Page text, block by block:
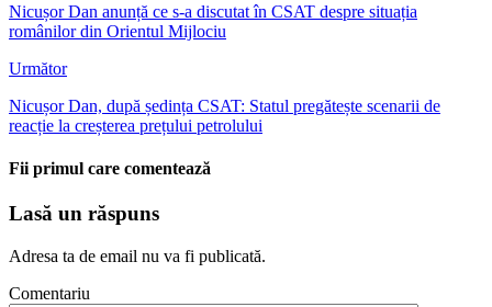
Nicușor Dan anunță ce s-a discutat în CSAT despre situația
românilor din Orientul Mijlociu
Următor
Nicușor Dan, după ședința CSAT: Statul pregătește scenarii de
reacție la creșterea prețului petrolului
Fii primul care comentează
Lasă un răspuns
Adresa ta de email nu va fi publicată.
Comentariu